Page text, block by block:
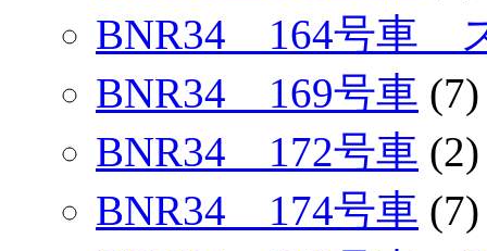
BNR34 164号車
BNR34 169号車 (7)
BNR34 172号車 (2)
BNR34 174号車 (7)